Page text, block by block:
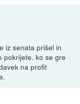
iz senata prišel in
pokrijete. ko se gre
na profit